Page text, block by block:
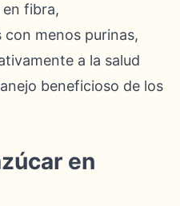
fibra,
menos purinas,
a la salud
beneficioso de los
en